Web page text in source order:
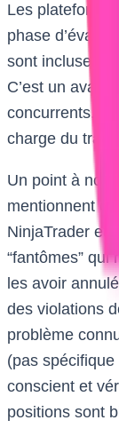
Les
phase
sont incluses
C’est un
concurrents,
charge du
Un point à
mentionnent
NinjaTrader et
“fantômes”
les avoir
des violations
problème
(pas
conscient et
positions sont